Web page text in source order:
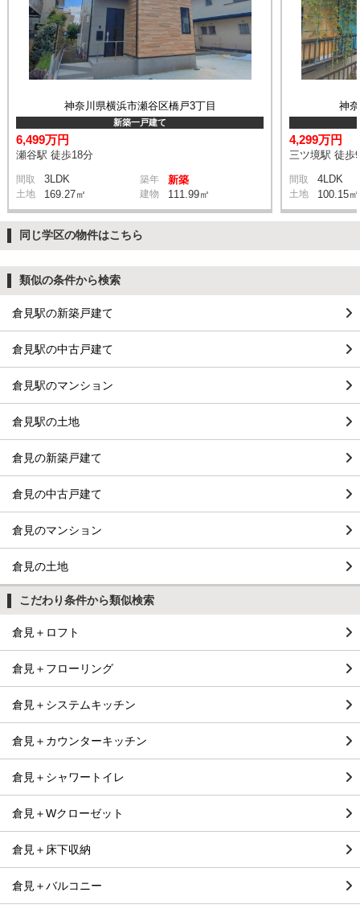
神奈川県横浜市瀬谷区橋戸3丁目
新築一戸建て
6,499万円
瀬谷駅 徒歩18分
間取 3LDK 築年 新築
土地 169.27㎡ 建物 111.99㎡
神
4,299万円
三ツ境駅 徒歩
間取 4LDK
土地 100.15㎡
同じ学区の物件はこちら
類似の条件から検索
倉見駅の新築戸建て
倉見駅の中古戸建て
倉見駅のマンション
倉見駅の土地
倉見の新築戸建て
倉見の中古戸建て
倉見のマンション
倉見の土地
こだわり条件から類似検索
倉見＋ロフト
倉見＋フローリング
倉見＋システムキッチン
倉見＋カウンターキッチン
倉見＋シャワートイレ
倉見＋Wクローゼット
倉見＋床下収納
倉見＋バルコニー